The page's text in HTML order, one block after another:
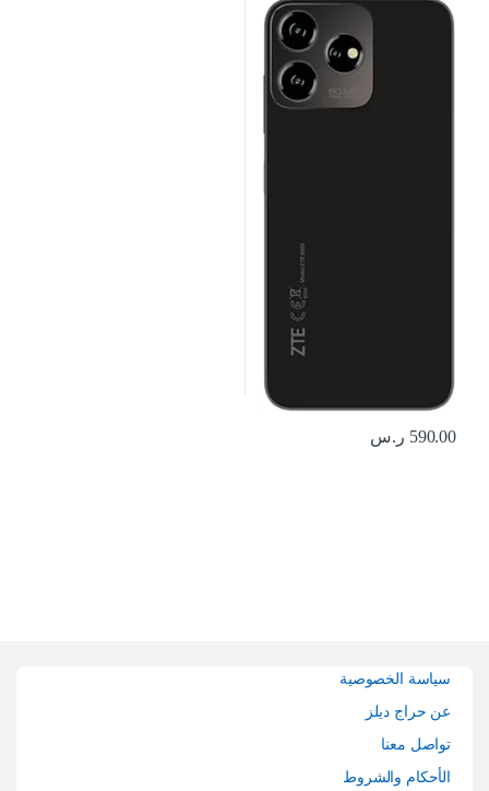
ميجابكسل وشحن توربو باور 30 وات
واندرويد 13 و8 256 جيجابايت فيفا
ماجنتا من موتورولا، شفاف، شريحة
590.00 ر.س
سياسة الخصوصية
عن حراج ديلز
تواصل معنا
الأحكام والشروط